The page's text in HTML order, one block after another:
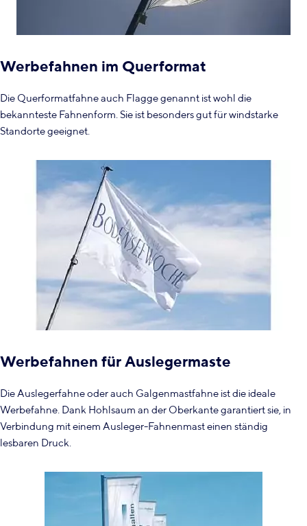
Werbefahnen im Querformat
Die Querformatfahne auch Flagge genannt ist wohl die
bekannteste Fahnenform. Sie ist besonders gut für windstarke
Standorte geeignet.
Werbefahnen für Auslegermaste
Die Auslegerfahne oder auch Galgenmastfahne ist die ideale
Werbefahne. Dank Hohlsaum an der Oberkante garantiert sie, in
Verbindung mit einem Ausleger-Fahnenmast einen ständig
lesbaren Druck.